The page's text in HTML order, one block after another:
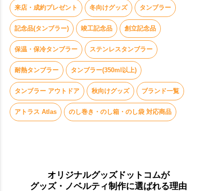
来店・成約プレゼント 冬向けグッズ タンブラー
記念品(タンブラー) 竣工記念品 創立記念品
保温・保冷タンブラー ステンレスタンブラー
耐熱タンブラー タンブラー(350ml以上)
タンブラー アウトドア 秋向けグッズ ブランド一覧
アトラス Atlas のし巻き・のし箱・のし袋 対応商品
オリジナルグッズドットコムが
グッズ・ノベルティ制作に選ばれる理由